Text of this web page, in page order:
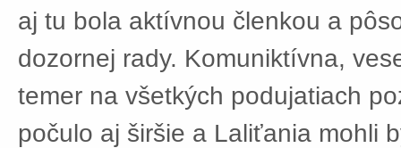
aj tu bola aktívnou členkou a
dozornej rady. Komuniktívna,
temer na všetkých podujatiach
počulo aj širšie a Laliťania mohli